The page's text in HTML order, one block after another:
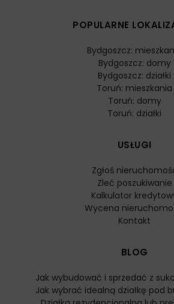
POPULARNE
Bydgoszcz:
Bydgoszcz: domy
Bydgoszcz: działki
Toruń: mieszkania
Toruń: domy
Toruń: działki
USŁUGI
Zgłoś
Zleć poszukiwanie
Kalkulator
Wycena
Kontakt
BLOG
Jak wybudować i sprzedać z
Jak wybrać idealną działkę pod